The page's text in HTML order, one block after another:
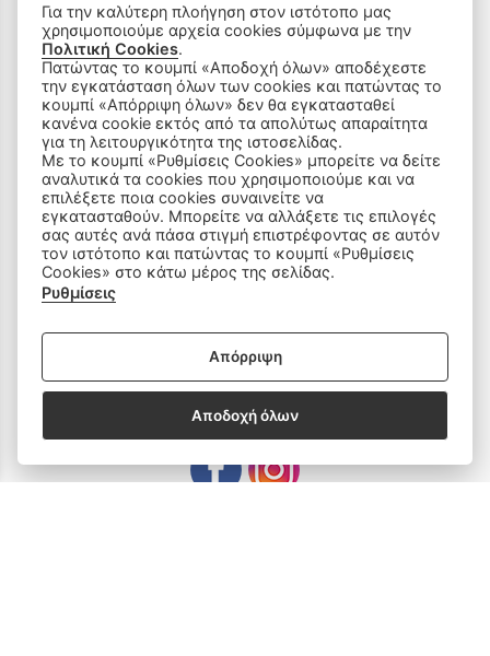
ΠΡΟΪΟΝΤΑ
Ραπτομηχανές
Οικιακός Εξοπλισμός
Είδη Ραπτικής
Ανταλλακτικά
SOCIAL MEDIA
Για την καλύτερη πλοήγηση στον ιστότοπο μας
χρησιμοποιούμε αρχεία cookies σύμφωνα με την
Πολιτική Cookies.
Πατώντας το κουμπί «Αποδοχή όλων» αποδέχεστε
την εγκατάσταση όλων των cookies και πατώντας το
κουμπί «Απόρριψη όλων» δεν θα εγκατασταθεί
κανένα cookie εκτός από τα απολύτως απαραίτητα
για τη λειτουργικότητα της ιστοσελίδας.
Με το κουμπί «Ρυθμίσεις Cookies» μπορείτε να δείτε
αναλυτικά τα cookies που χρησιμοποιούμε και να
επιλέξετε ποια cookies συναινείτε να
εγκατασταθούν. Μπορείτε να αλλάξετε τις επιλογές
σας αυτές ανά πάσα στιγμή επιστρέφοντας σε αυτόν
τον ιστότοπο και πατώντας το κουμπί «Ρυθμίσεις
Cookies» στο κάτω μέρος της σελίδας.
Ρυθμίσεις
Απόρριψη
Αποδοχή όλων